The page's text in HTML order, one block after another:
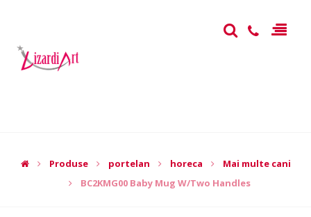
Produse portelan horeca
Mai multe cani
BC2KMG00 Baby Mug W/Two Handles